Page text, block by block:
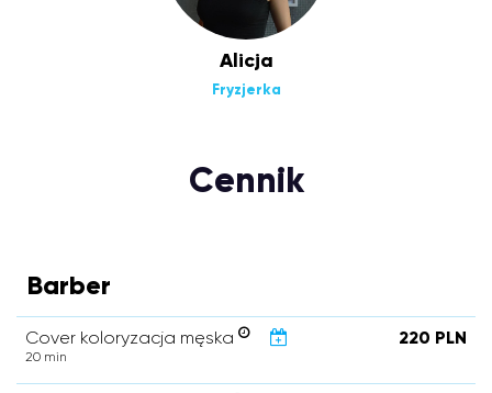
Alicja
Fryzjerka
Cennik
Barber
Cover koloryzacja męska
20 min
220 PLN